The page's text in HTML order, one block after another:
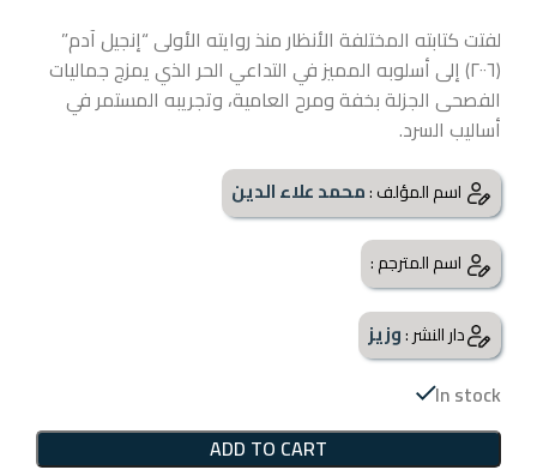
لفتت كتابته المختلفة الأنظار منذ روايته الأولى “إنجيل آدم”
(٢٠٠٦) إلى أسلوبه المميز في التداعي الحر الذي يمزج جماليات
الفصحى الجزلة بخفة ومرح العامية، وتجريبه المستمر في
أساليب السرد.
اسم المؤلف :محمد علاء الدين
اسم المترجم :
دار النشر :وزيز
In stock
ADD TO CART